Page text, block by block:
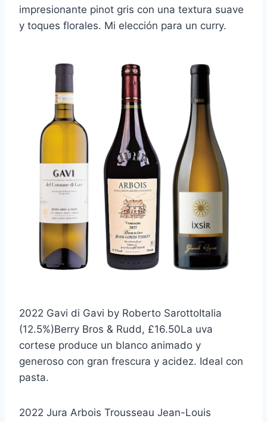
impresionante pinot gris con una textura suave
y toques florales. Mi elección para un curry.
2022 Gavi di Gavi by Roberto SarottoItalia
(12.5%)Berry Bros & Rudd, £16.50La uva
cortese produce un blanco animado y
generoso con gran frescura y acidez. Ideal con
pasta.
2022 Jura Arbois Trousseau Jean-Louis